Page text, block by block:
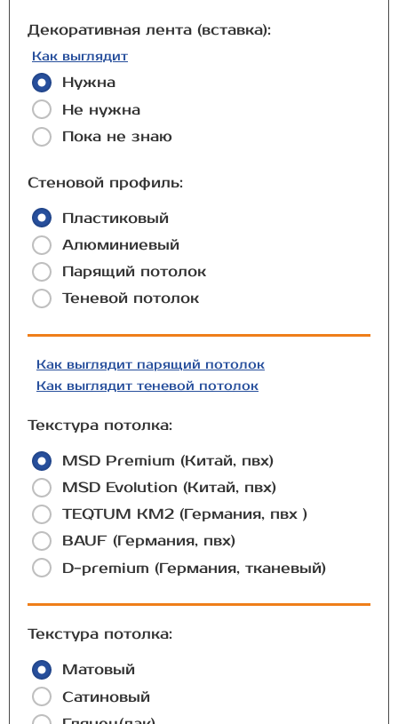
Декоративная лента (вставка):
Как выглядит
Нужна
Не нужна
Пока не знаю
Стеновой профиль:
Пластиковый
Алюминиевый
Парящий потолок
Теневой потолок
Как выглядит парящий потолок
Как выглядит теневой потолок
Текстура потолка:
MSD Premium (Китай, пвх)
MSD Evolution (Китай, пвх)
TEQTUM КМ2 (Германия, пвх )
BAUF (Германия, пвх)
D-premium (Германия, тканевый)
Текстура потолка:
Матовый
Сатиновый